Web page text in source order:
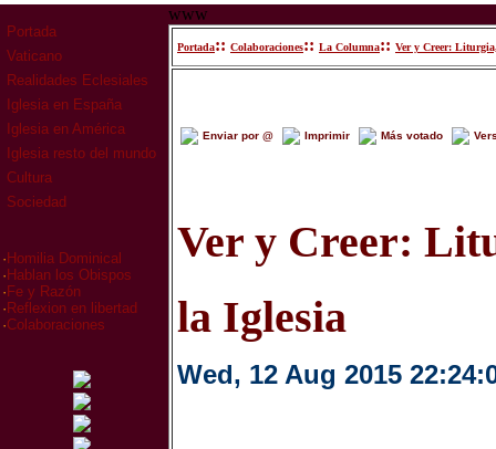
Portada
Vaticano
Realidades Eclesiales
Iglesia en España
Iglesia en América
Iglesia resto del mundo
Cultura
Sociedad
· Homilia Dominical
· Hablan los Obispos
· Fe y Razón
· Reflexion en libertad
·Colaboraciones
www
Portada:: Colaboraciones:: La Columna:: Ver y Creer:
Enviar por @ Imprimir Más votado
Ver y Creer:
la Iglesia
Wed, 12 Aug 2015